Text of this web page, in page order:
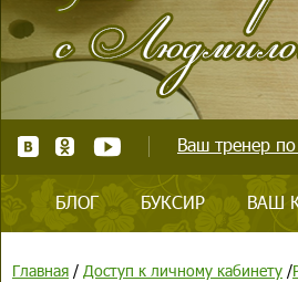
Ваш тренер
БЛОГ БУКСИР ВАШ
Главная / Доступ к личному кабинету /